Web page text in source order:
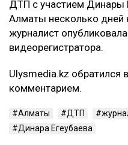
ДТП с участием Динары
Алматы несколько дней
журналист
видеорегистратора.
Ulysmedia.kz обратился
комментарием.
Алматы ДТП
Динара Егеубаева